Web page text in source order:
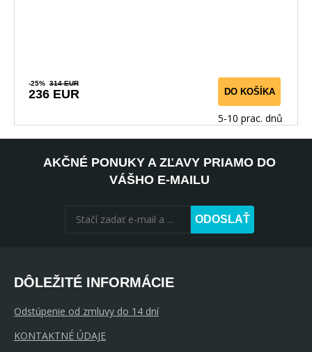
-25% 314 EUR
236 EUR DO KOŠÍKA
5-10 prac. dnů
AKČNÉ PONUKY A ZĽAVY PRIAMO DO
VÁŠHO E-MAILU
ODOSLAŤ
DÔLEŽITÉ INFORMÁCIE
Odstúpenie od zmluvy do 14 dní
KONTAKTNÉ ÚDAJE